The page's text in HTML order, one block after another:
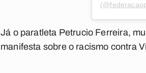
Já o paratleta Petrucio Ferreira,
manifesta sobre o racismo contra